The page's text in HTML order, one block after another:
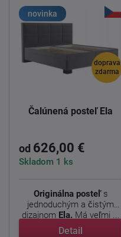
novinka
doprava
zdarma
Čalúnená posteľ Ela
od 626,00 €
Skladom 1 ks
Originálna posteľs
jednoduchým a čistým
dizajnom Ela. Má veľmi ...
Detail